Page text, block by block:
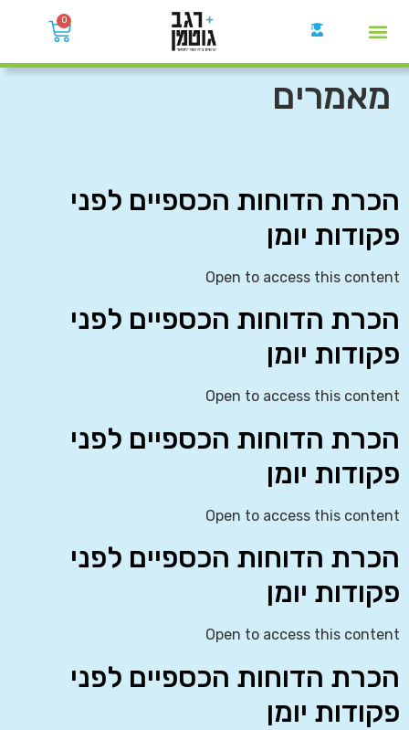
0
מאמרים
הכרת הדוחות הכספיים לפני
פקודות יומן
Open to access this content
הכרת הדוחות הכספיים לפני
פקודות יומן
Open to access this content
הכרת הדוחות הכספיים לפני
פקודות יומן
Open to access this content
הכרת הדוחות הכספיים לפני
פקודות יומן
Open to access this content
הכרת הדוחות הכספיים לפני
פקודות יומן